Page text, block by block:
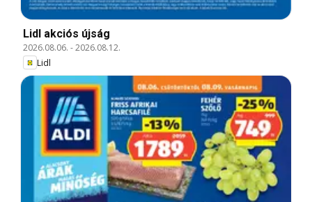
Lidl akciós újság
2026.08.06. -2026.08.12.
Lidl